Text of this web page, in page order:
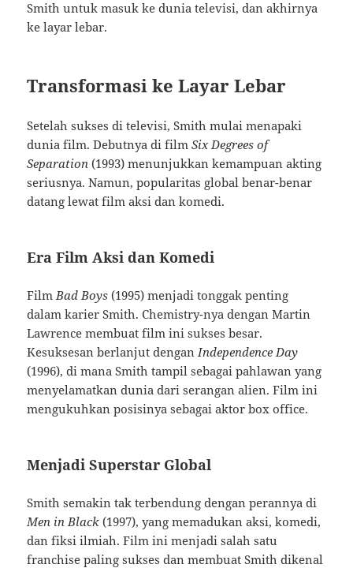
Smith untuk masuk ke dunia televisi, dan akhirnya
ke layar lebar.
Transformasi ke Layar Lebar
Setelah sukses di televisi, Smith mulai menapaki
dunia film. Debutnya di filmSix Degrees of
Separation (1993) menunjukkan kemampuan akting
seriusnya. Namun, popularitas global benar-benar
datang lewat film aksi dan komedi.
Era Film Aksi dan Komedi
Film Bad Boys (1995) menjadi tonggak penting
dalam karier Smith. Chemistry-nya dengan Martin
Lawrence membuat film ini sukses besar.
Kesuksesan berlanjut dengan Independence Day
(1996), di mana Smith tampil sebagai pahlawan yang
menyelamatkan dunia dari serangan alien. Film ini
mengukuhkan posisinya sebagai aktor box office.
Menjadi Superstar Global
Smith semakin tak terbendung dengan perannya di
Men in Black (1997), yang memadukan aksi, komedi,
dan fiksi ilmiah. Film ini menjadi salah satu
franchise paling sukses dan membuat Smith dikenal